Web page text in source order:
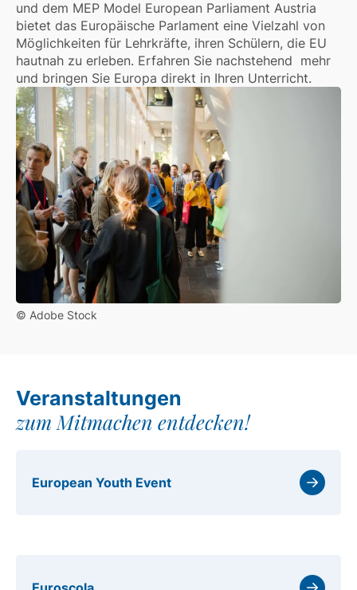
© Adobe Stock
und dem MEP Model European Parliament Austria
bietet das Europäische Parlament eine Vielzahl von
Möglichkeiten für Lehrkräfte, ihren Schülern, die EU
hautnah zu erleben. Erfahren Sie nachstehend mehr
und bringen Sie Europa direkt in Ihren Unterricht.
Veranstaltungen
zum Mitmachen entdecken!
European Youth Event